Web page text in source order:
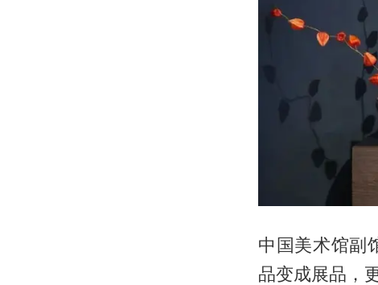
中国美术馆副
品变成展品，